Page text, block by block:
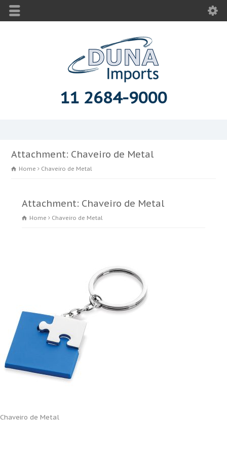
11 2684-9000
Attachment: Chaveiro de Metal
Home Chaveiro de Metal
Attachment: Chaveiro de Metal
Home Chaveiro de Metal
Chaveiro de Metal